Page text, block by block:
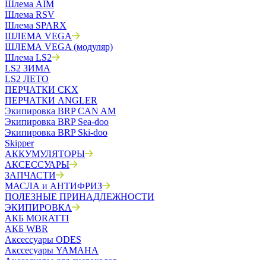
Шлема AIM
Шлема RSV
Шлема SPARX
ШЛЕМА VEGA
ШЛЕМА VEGA (модуляр)
Шлема LS2
LS2 ЗИМА
LS2 ЛЕТО
ПЕРЧАТКИ CKX
ПЕРЧАТКИ ANGLER
Экипировка BRP CAN AM
Экипировка BRP Sea-doo
Экипировка BRP Ski-doo
Skipper
АККУМУЛЯТОРЫ
АКСЕССУАРЫ
ЗАПЧАСТИ
МАСЛА и АНТИФРИЗ
ПОЛЕЗНЫЕ ПРИНАДЛЕЖНОСТИ
ЭКИПИРОВКА
АКБ MORATTI
АКБ WBR
Аксессуары ODES
Акссесуары YAMAHA